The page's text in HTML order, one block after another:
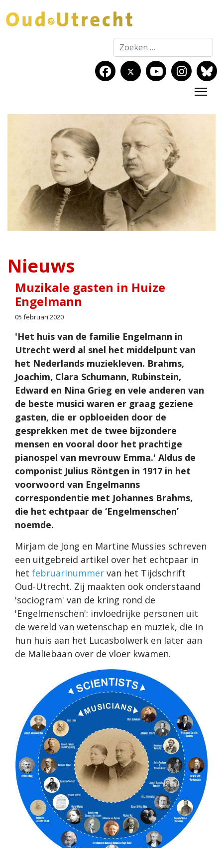
Zoeken
Nieuws
Muzikale gasten in Huize
Engelmann
05 februari 2020
'Het huis van de familie Engelmann in
Utrecht werd al snel het middelpunt van
het Nederlands muziekleven. Brahms,
Joachim, Clara Schumann, Rubinstein,
Edward en Nina Grieg en vele anderen van
de beste musici waren er graag geziene
gasten, die er opbloeiden door de
gesprekken met de twee bijzondere
mensen en vooral door het prachtige
pianospel van mevrouw Emma.' Aldus de
componist Julius Röntgen in 1917 in het
voorwoord van Engelmanns
correspondentie met Johannes Brahms,
die het echtpaar de ‘Engelmenschen’
noemde.
Mirjam de Jong en Martine Mussies schreven
een uitgebreid artikel over het echtpaar in
het februarinummer van het Tijdschrift
Oud-Utrecht. Zij maakten ook onderstaand
'sociogram' van de kring rond de
'Engelmenschen': invloedrijke personen uit
de wereld van wetenschap en muziek, die in
hun huis aan het Lucasbolwerk en later aan
de Maliebaan over de vloer kwamen.